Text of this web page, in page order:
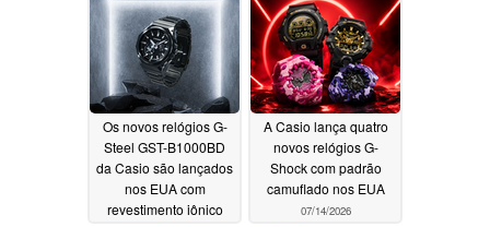
Os novos relógios G-
Steel GST-B1000BD
da Casio são lançados
nos EUA com
revestimento iônico
A Casio lança quatro
novos relógios G-
Shock com padrão
camuflado nos EUA
07/14/2026